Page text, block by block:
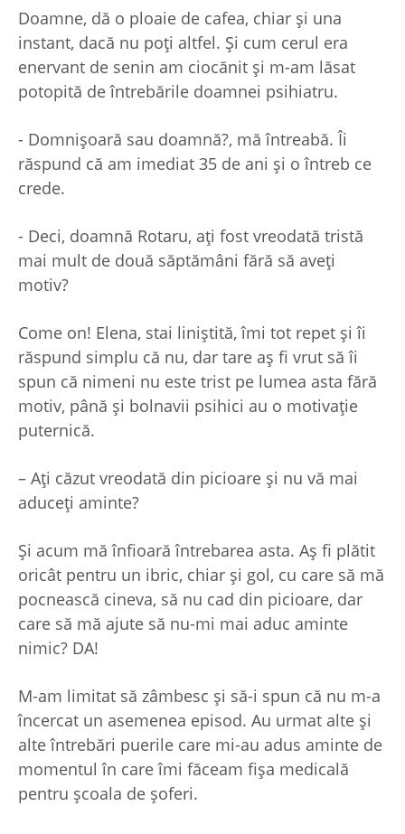
Doamne, dă o ploaie de cafea, chiar și una
instant, dacă nu poți altfel. Și cum cerul era
enervant de senin am ciocănit și m-am lăsat
potopită de întrebările doamnei psihiatru.
- Domnișoară sau doamnă?, mă întreabă. Îi
răspund că am imediat 35 de ani și o întreb ce
crede.
- Deci, doamnă Rotaru, ați fost vreodată tristă
mai mult de două săptămâni fără să aveți
motiv?
Come on! Elena, stai liniștită, îmi tot repet și îi
răspund simplu că nu, dar tare aș fi vrut să îi
spun că nimeni nu este trist pe lumea asta fără
motiv, până și bolnavii psihici au o motivație
puternică.
– Ați căzut vreodată din picioare și nu vă mai
aduceți aminte?
Și acum mă înfioară întrebarea asta. Aș fi plătit
oricât pentru un ibric, chiar și gol, cu care să mă
pocnească cineva, să nu cad din picioare, dar
care să mă ajute să nu-mi mai aduc aminte
nimic? DA!
M-am limitat să zâmbesc și să-i spun că nu m-a
încercat un asemenea episod. Au urmat alte și
alte întrebări puerile care mi-au adus aminte de
momentul în care îmi făceam fișa medicală
pentru școala de șoferi.